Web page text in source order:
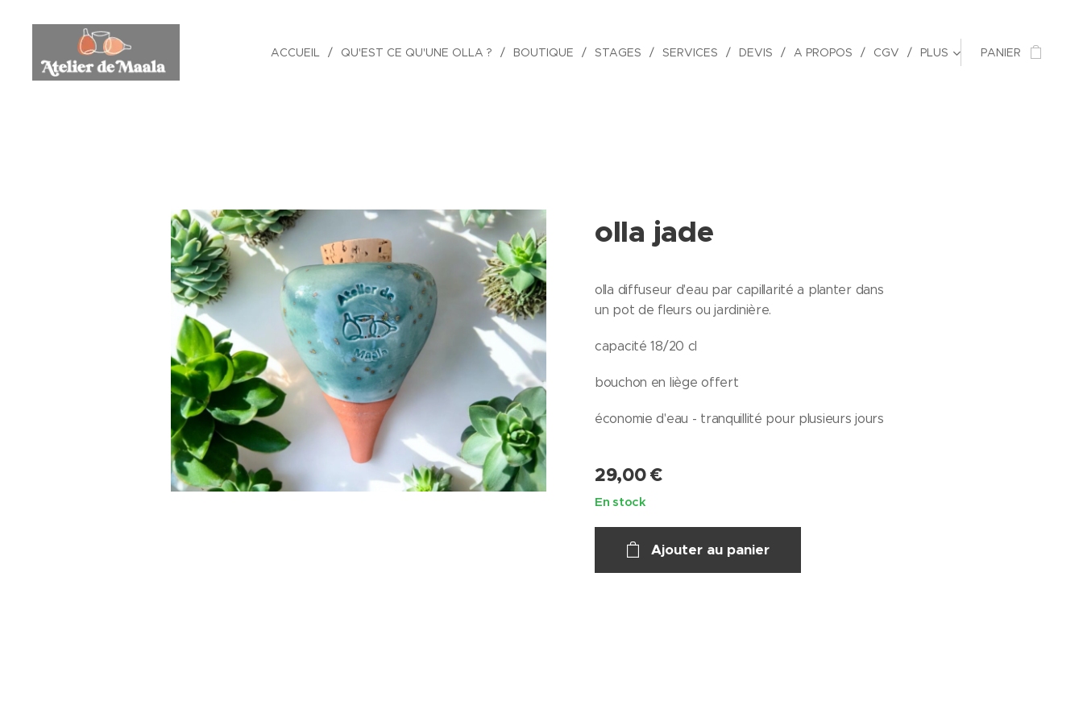
ACCUEIL QU'EST CE QU'UNE OLLA ? BOUTIQUE STAGES SERVICES DEVIS A PROPOS CGV PLUS PANIER
olla jade
olla diffuseur d'eau par capillarité a planter dans
un pot de fleurs ou jardinière.
capacité 18/20 cl
bouchon en liège offert
économie d'eau - tranquillité pour plusieurs jours
29,00€
En stock
Ajouter au panier